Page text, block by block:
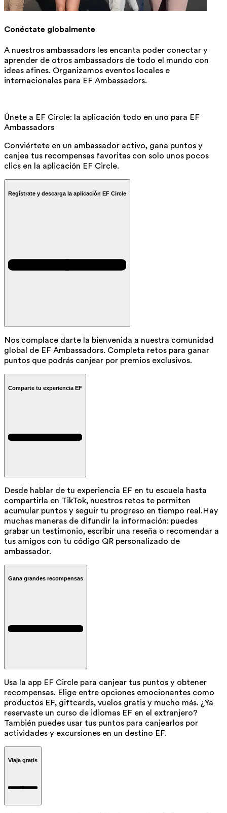
Conéctate globalmente
A nuestros ambassadors les encanta poder conectar y
aprender de otros ambassadors de todo el mundo con
ideas afines. Organizamos eventos locales e
internacionales para EF Ambassadors.
Únete a EF Circle: la aplicación todo en uno para EF
Ambassadors
Conviértete en un ambassador activo, gana puntos y
canjea tus recompensas favoritas con solo unos pocos
clics en la aplicación EF Circle.
Regístrate y descarga la aplicación EF Circle
Nos complace darte la bienvenida a nuestra comunidad
global de EF Ambassadors. Completa retos para ganar
puntos que podrás canjear por premios exclusivos.
Comparte tu experiencia EF
Desde hablar de tu experiencia EF en tu escuela hasta
compartirla en TikTok, nuestros retos te permiten
acumular puntos y seguir tu progreso en tiempo real.Hay
muchas maneras de difundir la información: puedes
grabar un testimonio, escribir una reseña o recomendar a
tus amigos con tu código QR personalizado de
ambassador.
Gana grandes recompensas
Usa la app EF Circle para canjear tus puntos y obtener
recompensas. Elige entre opciones emocionantes como
productos EF, giftcards, vuelos gratis y mucho más. ¿Ya
reservaste un curso de idiomas EF en el extranjero?
También puedes usar tus puntos para canjearlos por
actividades y excursiones en un destino EF.
Viaja gratis